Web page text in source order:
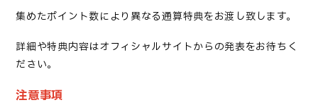
集めたポイント数により異なる通算特典をお渡し致します。
詳細や特典内容はオフィシャルサイトからの発表をお待ちく
ださい。
注意事項